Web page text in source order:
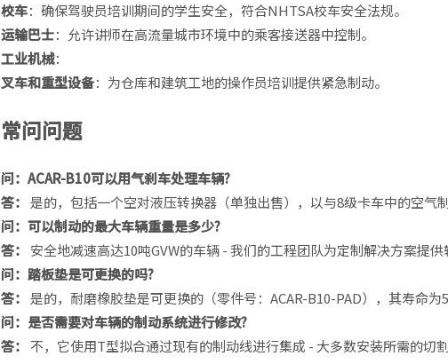
校车：确保驾驶员培训期间的学生安全，符合NHTSA校车安全法规。
运输巴士：允许讲师在高流量城市环境中的乘客接送器中控制。
工业机械：
叉车和重型设备：为仓库和建筑工地的操作员培训提供紧急制动。
常问问题
问：ACAR-B10可以用气刹车处理车辆?
答： 是的，包括一个空对液压转换器（单独出售），以与8级卡车中的空气
问：可以制动的最大车辆重量是多少?
答： 安全地减速高达10吨GVW的车辆 - 我们的工程团队为定制解决方案提供
问：踏板垫是可更换的吗?
答： 是的，耐磨橡胶垫是可更换的（零件号：ACAR-B10-PAD），其寿命为
问：是否需要对车辆的制动系统进行修改?
答： 不，它使用T型拟合通过现有的制动线进行集成 - 大多数安装所需的切割